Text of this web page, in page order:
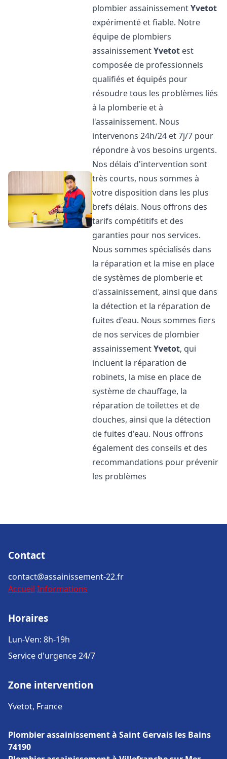
plombier assainissementYvetot
expérimenté et fiable. Notre
équipe de plombiers
assainissementYvetot est
composée de professionnels
qualifiés et équipés pour
résoudre tous les problèmes liés
à la plomberie et à
l'assainissement. Nous
intervenons 24h/24 et 7j/7 pour
répondre à vos besoins urgents.
Nos délais d'intervention sont
très courts, nous sommes à
votre disposition dans les plus
brefs délais. Nous offrons des
tarifs compétitifs et des
garanties pour nos services.
Nous sommes spécialisés dans
la réparation et la mise en place
de systèmes de plomberie et
d'assainissement, ainsi que dans
la détection et la réparation de
fuites d'eau. Nous sommes fiers
de nos services de plombier
assainissementYvetot, qui
incluent la réparation de
robinets, la mise en place de
système de chauffage, la
réparation de toilettes et de
douches, ainsi que la détection
de fuites d'eau. Nous offrons
également des conseils et des
recommandations pour prévenir
les problèmes
Contact
contact@assainissement-22.fr
Accueil Informations
Horaires
Lun-Ven: 8h-19h
Service d'urgence 24/7
Zone intervention
Yvetot, France
Plombier assainissement à Saint Gervais les Bains
74190